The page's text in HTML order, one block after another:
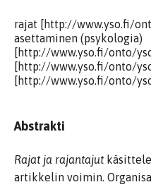
rajat [http://www.yso.fi/
asettaminen (psykologia)
[http://www.yso.fi/onto/
[http://www.yso.fi/onto/
[http://www.yso.fi/onto/
Abstrakti
Rajat ja rajantajut
artikkelin voimin.